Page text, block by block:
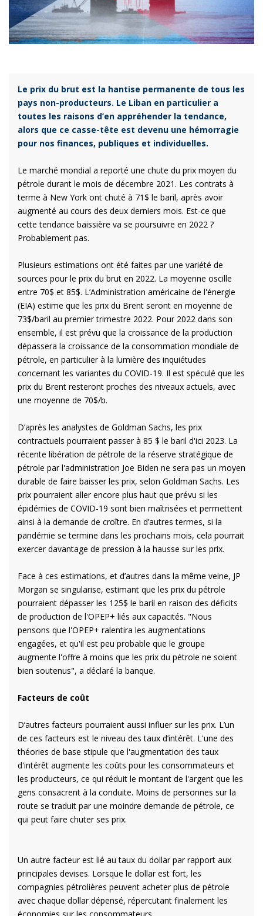
Le prix du brut est la hantise permanente de tous les
pays non-producteurs. Le Liban en particulier a
toutes les raisons d’en appréhender la tendance,
alors que ce casse-tête est devenu une hémorragie
pour nos finances, publiques et individuelles.
Le marché mondial a reporté une chute du prix moyen du
pétrole durant le mois de décembre 2021. Les contrats à
terme à New York ont chuté à 71$ le baril, après avoir
augmenté au cours des deux derniers mois. Est-ce que
cette tendance baissière va se poursuivre en 2022 ?
Probablement pas.
Plusieurs estimations ont été faites par une variété de
sources pour le prix du brut en 2022. La moyenne oscille
entre 70$ et 85$. L’Administration américaine de l'énergie
(EIA) estime que les prix du Brent seront en moyenne de
73$/baril au premier trimestre 2022. Pour 2022 dans son
ensemble, il est prévu que la croissance de la production
dépassera la croissance de la consommation mondiale de
pétrole, en particulier à la lumière des inquiétudes
concernant les variantes du COVID-19. Il est spéculé que les
prix du Brent resteront proches des niveaux actuels, avec
une moyenne de 70$/b.
D’après les analystes de Goldman Sachs, les prix
contractuels pourraient passer à 85 $ le baril d'ici 2023. La
récente libération de pétrole de la réserve stratégique de
pétrole par l'administration Joe Biden ne sera pas un moyen
durable de faire baisser les prix, selon Goldman Sachs. Les
prix pourraient aller encore plus haut que prévu si les
épidémies de COVID-19 sont bien maîtrisées et permettent
ainsi à la demande de croître. En d’autres termes, si la
pandémie se termine dans les prochains mois, cela pourrait
exercer davantage de pression à la hausse sur les prix.
Face à ces estimations, et d’autres dans la même veine, JP
Morgan se singularise, estimant que les prix du pétrole
pourraient dépasser les 125$ le baril en raison des déficits
de production de l'OPEP+ liés aux capacités. "Nous
pensons que l'OPEP+ ralentira les augmentations
engagées, et qu'il est peu probable que le groupe
augmente l'offre à moins que les prix du pétrole ne soient
bien soutenus", a déclaré la banque.
Facteurs de coût
D’autres facteurs pourraient aussi influer sur les prix. L’un
de ces facteurs est le niveau des taux d’intérêt. L'une des
théories de base stipule que l'augmentation des taux
d'intérêt augmente les coûts pour les consommateurs et
les producteurs, ce qui réduit le montant de l'argent que les
gens consacrent à la conduite. Moins de personnes sur la
route se traduit par une moindre demande de pétrole, ce
qui peut faire chuter ses prix.
Un autre facteur est lié au taux du dollar par rapport aux
principales devises. Lorsque le dollar est fort, les
compagnies pétrolières peuvent acheter plus de pétrole
avec chaque dollar dépensé, répercutant finalement les